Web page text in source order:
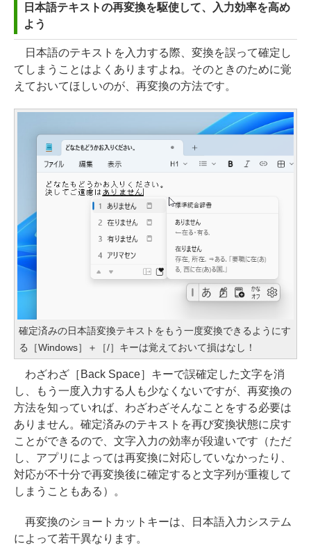
日本語テキストの再変換を駆使して、入力効率を高め
よう
日本語のテキストを入力する際、変換を誤って確定し
てしまうことはよくありますよね。そのときのために覚
えておいてほしいのが、再変換の方法です。
確定済みの日本語変換テキストをもう一度変換できるようにす
る［Windows］＋［/］キーは覚えておいて損はなし！
わざわざ［Back Space］キーで誤確定した文字を消
し、もう一度入力する人も少なくないですが、再変換の
方法を知っていれば、わざわざそんなことをする必要は
ありません。確定済みのテキストを再び変換状態に戻す
ことができるので、文字入力の効率が段違いです（ただ
し、アプリによっては再変換に対応していなかったり、
対応が不十分で再変換後に確定すると文字列が重複して
しまうこともある）。
再変換のショートカットキーは、日本語入力システム
によって若干異なります。